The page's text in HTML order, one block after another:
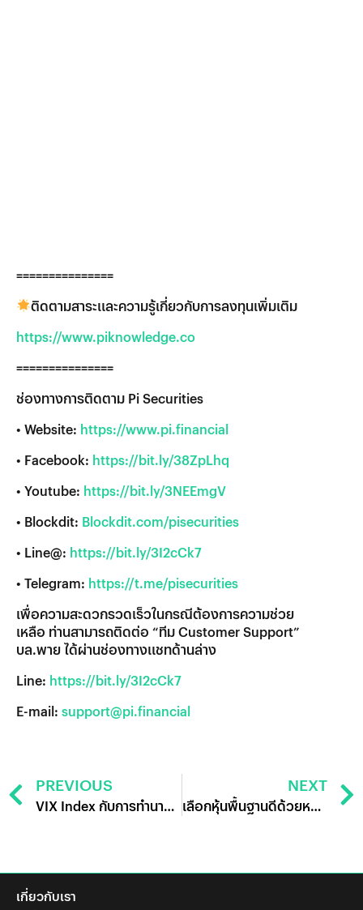
===============
ติดตามสาระและความรู้เกี่ยวกับการลงทุนเพิ่มเติม
https://www.piknowledge.co
===============
ช่องทางการติดตาม Pi Securities
• Website: https://www.pi.financial
• Facebook: https://bit.ly/38ZpLhq
• Youtube: https://bit.ly/3NEEmgV
• Blockdit: Blockdit.com/pisecurities
• Line@: https://bit.ly/3I2cCk7
• Telegram: https://t.me/pisecurities
เพื่อความสะดวกรวดเร็วในกรณีต้องการความช่วย
เหลือ ท่านสามารถติดต่อ “ทีม Customer Support”
บล.พาย ได้ผ่านช่องทางแชทด้านล่าง
Line: https://bit.ly/3I2cCk7
E-mail: support@pi.financial
PREVIOUS
VIX Index กับการทำนายจุดต่ำสุดของวัฎจักรการลงทุน
NEXT
เลือกหุ้นพื้นฐานดีด้วยหลัก Five Forces
เกี่ยวกับเรา